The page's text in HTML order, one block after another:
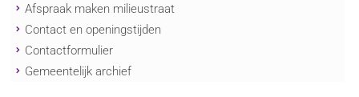
Afspraak maken milieustraat
Contact en openingstijden
Contactformulier
Gemeentelijk archief